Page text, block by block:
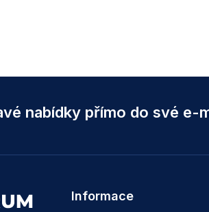
nabídky přímo do své e-
Informace